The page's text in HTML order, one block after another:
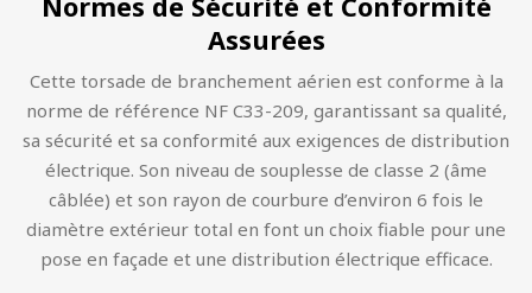
Assurées
Cette torsade de branchement aérien est conforme à la
norme de référence NF C33-209, garantissant sa qualité,
sa sécurité et sa conformité aux exigences de distribution
électrique. Son niveau de souplesse de classe 2 (âme
câblée) et son rayon de courbure d’environ 6 fois le
diamètre extérieur total en font un choix fiable pour une
pose en façade et une distribution électrique efficace.